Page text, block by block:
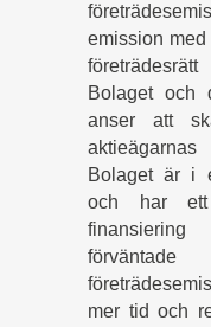
emission
Bolaget och
anser att
Bolaget är i
och har ett
mer tid och